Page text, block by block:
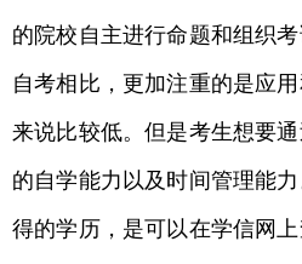
的院校自主进行命题和组织
自考相比，更加注重的是应
来说比较低。但是考生想要
的自学能力以及时间管理能
得的学历，是可以在学信网